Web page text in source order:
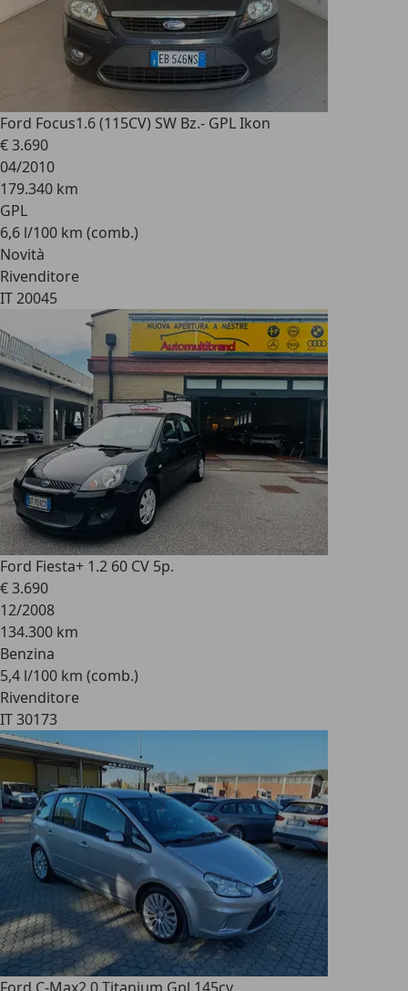
Ford Focus1.6 (115CV) SW Bz.- GPL Ikon
€ 3.690
04/2010
179.340 km
GPL
6,6 l/100 km (comb.)
Novità
Rivenditore
IT 20045
Ford Fiesta+ 1.2 60 CV 5p.
€ 3.690
12/2008
134.300 km
Benzina
5,4 l/100 km (comb.)
Rivenditore
IT 30173